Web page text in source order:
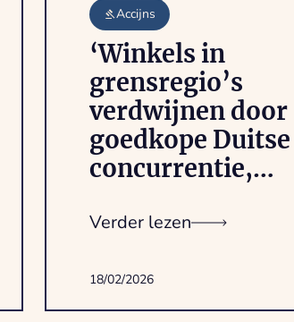
Accijns
‘Winkels in
grensregio’s
verdwijnen door
goedkope Duitse
concurrentie,
alarm:
niet uit te leggen’’
Verder lezen
18/02/2026